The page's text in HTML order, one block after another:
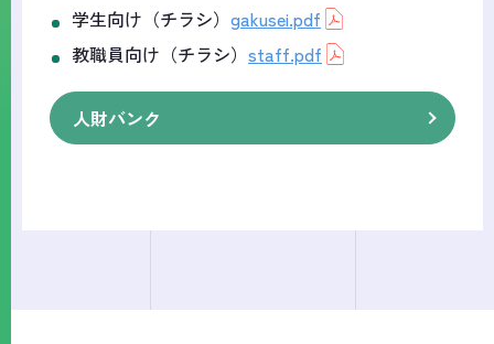
学生向け（チラシ） gakusei.pdf
教職員向け（チラシ） staff.pdf
人財バンク